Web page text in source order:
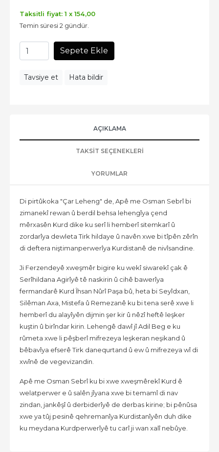
Taksitli fiyat: 1 x 154,00
Temin süresi 2 gündür.
Sepete Ekle
Tavsiye et Hata bildir
AÇIKLAMA
TAKSIT SEÇENEKLERI
YORUMLAR
Di pirtûkoka "Çar Leheng" de, Apê me Osman Sebrî bi
zimanekî rewan û berdil behsa lehengîya çend
mêrxasên Kurd dike ku serî li hemberî sitemkarî û
zordarîya dewleta Tirk hildaye û navên xwe bi tîpên zêrîn
di deftera niştimanperwerîya Kurdistanê de nivîsandine.
Ji Ferzendeyê xweşmêr bigire ku wekî siwarekî çak ê
Serîhildana Agirîyê tê naskirin û cihê bawerîya
fermandarê Kurd Îhsan Nûrî Paşa bû, heta bi Seyîdxan,
Silêman Axa, Mistefa û Remezanê ku bi tena serê xwe li
hemberî du alayîyên dijmin şer kir û nêzî heftê leşker
kuştin û birîndar kirin. Lehengê dawî jî Adil Beg e ku
rûmeta xwe li pêşberî mifrezeya leşkeran neşikand û
bêbavîya efserê Tirk danequrtand û ew û mifrezeya wî di
xwînê de vegevizandin.
Apê me Osman Sebrî ku bi xwe xweşmêrekî Kurd ê
welatperwer e û salên jîyana xwe bi temamî di nav
zindan, jankêşî û derbiderîyê de derbas kirine; bi pênûsa
xwe ya tûj pesinê qehremanîya Kurdistanîyên duh dike
ku meydana Kurdperwerîyê tu carî ji wan xalî nebûye.